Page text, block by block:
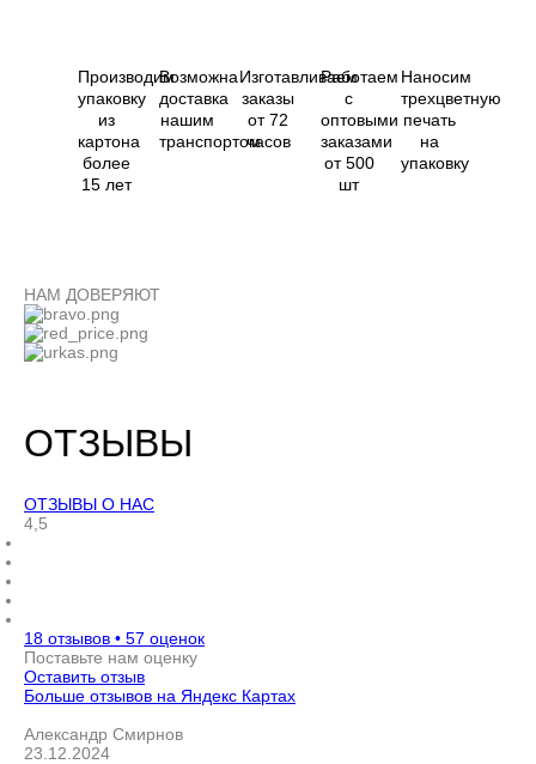
Производим
упаковку
из
картона
более
15 лет
Возможна
доставка
нашим
транспортом
Изготавливаем
заказы
от 72
часов
Работаем
с
оптовыми
заказами
от 500
шт
Наносим
трехцветную
печать
на
упаковку
НАМ ДОВЕРЯЮТ
ОТЗЫВЫ
ОТЗЫВЫ О НАС
4,5
18 отзывов • 57 оценок
Поставьте нам оценку
Оставить отзыв
Больше отзывов на Яндекс Картах
Александр Смирнов
23.12.2024